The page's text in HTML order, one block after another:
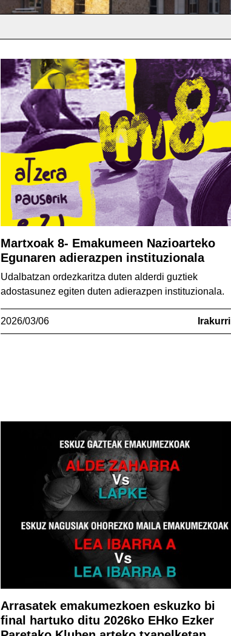
Martxoak 8- Emakumeen Nazioarteko
Egunaren adierazpen instituzionala
Udalbatzan ordezkaritza duten alderdi guztiek
adostasunez egiten duten adierazpen instituzionala.
2026/03/06 Irakurri
Arrasatek emakumezkoen eskuzko bi
final hartuko ditu 2026ko EHko Ezker